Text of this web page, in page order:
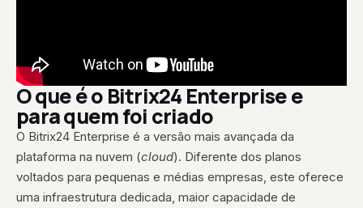
O que é o Bitrix24 Enterprise e
para quem foi criado
O Bitrix24 Enterprise é a versão mais avançada da
plataforma na nuvem (cloud). Diferente dos planos
voltados para pequenas e médias empresas, este oferece
uma infraestrutura dedicada, maior capacidade de